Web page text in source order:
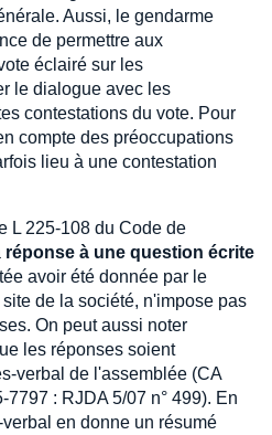
Aussi, le gendarme
de permettre aux
éclairé sur les
le dialogue avec les
contestations du vote. Pour
compte des préoccupations
lieu à une contestation
L 225-108 du Code de
réponse à une question écrite
avoir été donnée par le
de la société, n'impose pas
On peut aussi noter
les réponses soient
verbal de l'assemblée (CA
: RJDA 5/07 n° 499). En
en donne un résumé